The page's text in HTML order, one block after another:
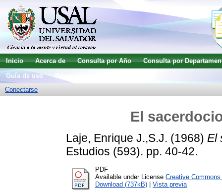
Inicio Acerca de Consulta por Año
Consulta por
Guía de uso
Conectarse
El
Laje, Enrique J.,S.J. (1968) El
Estudios (593). pp. 40-42.
PDF
Available under License Creative
Download (737kB)
Vista previa